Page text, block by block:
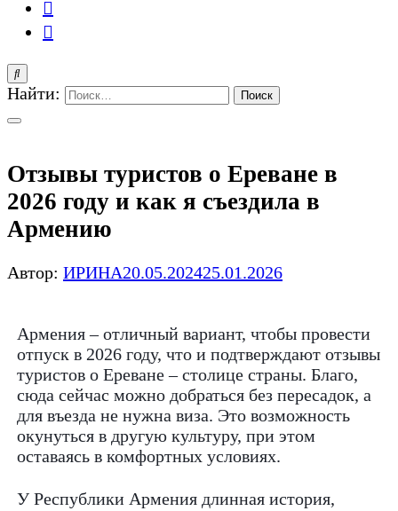
Найти:
Отзывы туристов о Ереване в
2026 году и как я съездила в
Армению
Автор: ИРИНА20.05.202425.01.2026
Армения – отличный вариант, чтобы провести
отпуск в 2026 году, что и подтверждают отзывы
туристов о Ереване – столице страны. Благо,
сюда сейчас можно добраться без пересадок, а
для въезда не нужна виза. Это возможность
окунуться в другую культуру, при этом
оставаясь в комфортных условиях.
У Республики Армения длинная история,